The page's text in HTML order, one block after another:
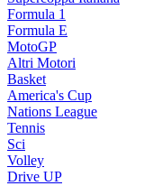
Formula 1
Formula E
MotoGP
Altri Motori
Basket
America's Cup
Nations League
Tennis
Sci
Volley
Drive UP